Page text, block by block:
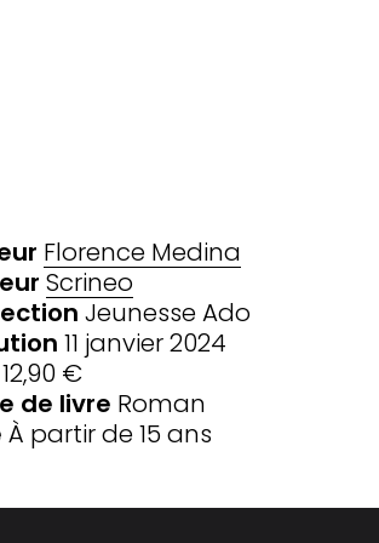
Florence Medina
Scrineo
Jeunesse Ado
11 janvier 2024
12,90 €
de livre Roman
À partir de 15 ans